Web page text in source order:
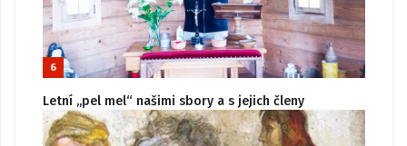
6
Letní „pel mel“ našimi sbory a s jejich členy